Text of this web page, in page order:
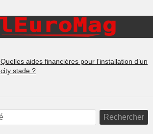
Quelles aides financières pour l’installation d’un
city stade ?
Rechercher